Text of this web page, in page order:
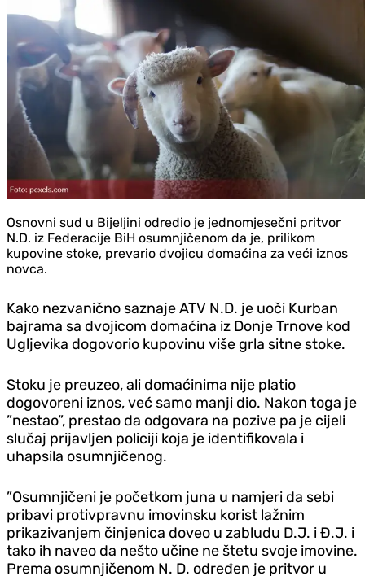
Osnovni sud u Bijeljini odredio je jednomjesečni pritvor
N.D. iz Federacije BiH osumnjičenom da je, prilikom
kupovine stoke, prevario dvojicu domaćina za veći iznos
novca.
Kako nezvanično saznaje ATV N.D. je uoči Kurban
bajrama sa dvojicom domaćina iz Donje Trnove kod
Ugljevika dogovorio kupovinu više grla sitne stoke.
Stoku je preuzeo, ali domaćinima nije platio
dogovoreni iznos, već samo manji dio. Nakon toga je
”nestao”, prestao da odgovara na pozive pa je cijeli
slučaj prijavljen policiji koja je identifikovala i
uhapsila osumnjičenog.
”Osumnjičeni je početkom juna u namjeri da sebi
pribavi protivpravnu imovinsku korist lažnim
prikazivanjem činjenica doveo u zabludu D.J. i Đ.J. i
tako ih naveo da nešto učine ne štetu svoje imovine.
Prema osumnjičenom N. D. određen je pritvor u